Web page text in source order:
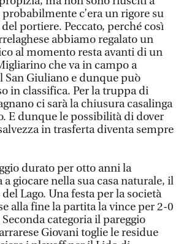
c’era un rigore su
portiere. Peccato, perché così
abbiamo regalato un
al momento resta avanti di un
che va in campo a
San Giuliano e dunque può
in classifica. Per la truppa di
ci sarà la chiusura casalinga
E dunque le possibilità di dover
in trasferta diventa sempre
durato per otto anni la
a giocare nella sua casa naturale, il
Lago. Una festa per la società
alla fine la partita la vince per 2-0
categoria il pareggio
Giovani toglie le residue